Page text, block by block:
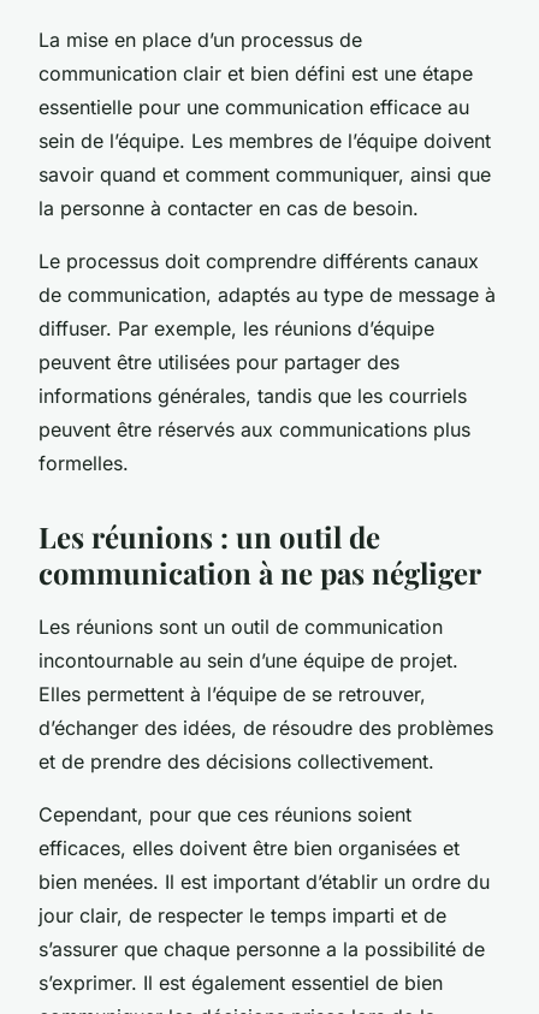
La mise en place d’un processus de
communication clair et bien défini est une étape
essentielle pour une communication efficace au
sein de l’équipe. Les membres de l’équipe doivent
savoir quand et comment communiquer, ainsi que
la personne à contacter en cas de besoin.
Le processus doit comprendre différents canaux
de communication, adaptés au type de message à
diffuser. Par exemple, les réunions d’équipe
peuvent être utilisées pour partager des
informations générales, tandis que les courriels
peuvent être réservés aux communications plus
formelles.
Les réunions : un outil de
communication à ne pas négliger
Les réunions sont un outil de communication
incontournable au sein d’une équipe de projet.
Elles permettent à l’équipe de se retrouver,
d’échanger des idées, de résoudre des problèmes
et de prendre des décisions collectivement.
Cependant, pour que ces réunions soient
efficaces, elles doivent être bien organisées et
bien menées. Il est important d’établir un ordre du
jour clair, de respecter le temps imparti et de
s’assurer que chaque personne a la possibilité de
s’exprimer. Il est également essentiel de bien